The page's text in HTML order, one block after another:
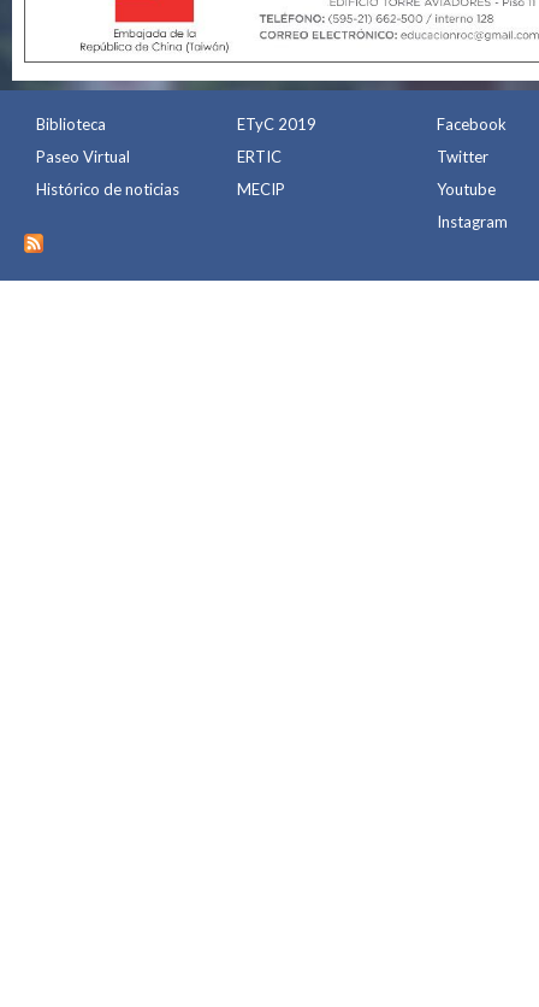
Biblioteca
Paseo Virtual
Histórico de noticias
ETyC 2019
ERTIC
MECIP
Facebook
Twitter
Youtube
Instagram